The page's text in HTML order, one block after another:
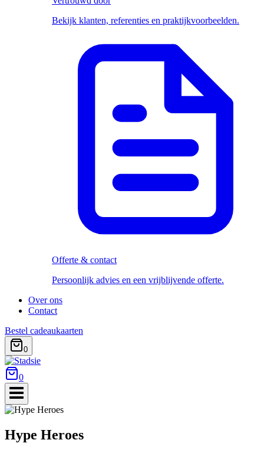
Bekijk klanten, referenties en praktijkvoorbeelden.
Offerte & contact
Persoonlijk advies en een vrijblijvende offerte.
Over ons
Contact
Bestel cadeaukaarten
0
0
Hype Heroes